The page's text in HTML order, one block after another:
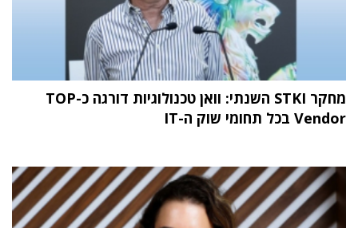
מחקר STKI השנתי: וואן טכנולוגיות דורגה כ-TOP
Vendor בכל תחומי שוק ה-IT